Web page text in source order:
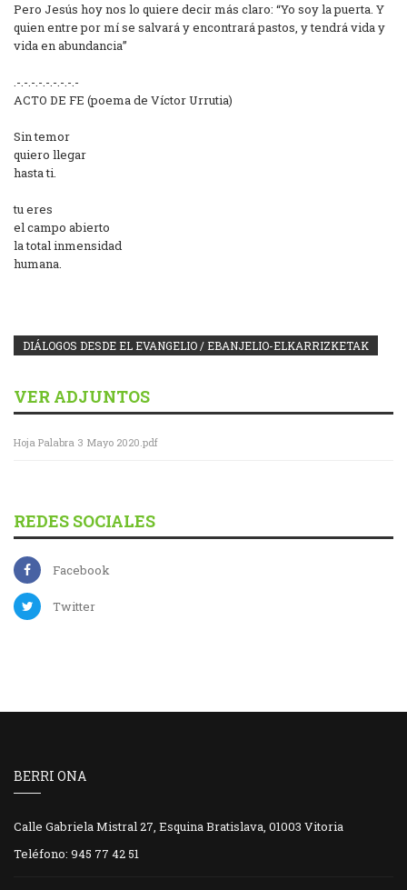
Pero Jesús hoy nos lo quiere decir más claro: “Yo soy la puerta. Y
quien entre por mí se salvará y encontrará pastos, y tendrá vida y
vida en abundancia”
.-.-.-.-.-.-.-.-.-
ACTO DE FE (poema de Víctor Urrutia)
Sin temor
quiero llegar
hasta ti.
tu eres
el campo abierto
la total inmensidad
humana.
DIÁLOGOS DESDE EL EVANGELIO / EBANJELIO-ELKARRIZKETAK
VER ADJUNTOS
Hoja Palabra 3 Mayo 2020.pdf
REDES SOCIALES
Facebook
Twitter
BERRI ONA
Calle Gabriela Mistral 27, Esquina Bratislava, 01003 Vitoria
Teléfono: 945 77 42 51